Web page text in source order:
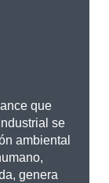
que
se
ambiental
genera